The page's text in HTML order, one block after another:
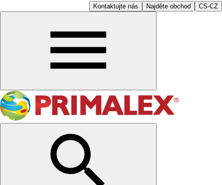
Kontaktujte nás Najděte obchod CS-CZ